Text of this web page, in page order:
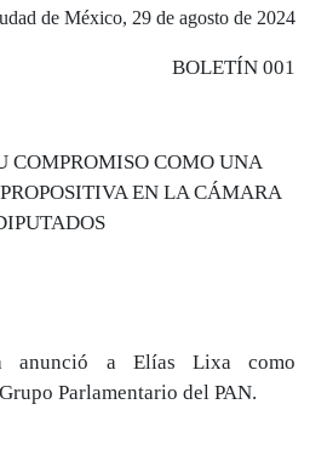
de México, 29 de agosto de 2024
BOLETÍN 001
COMPROMISO COMO UNA
EN LA CÁMARA
anunció a Elías Lixa como
Parlamentario del PAN.